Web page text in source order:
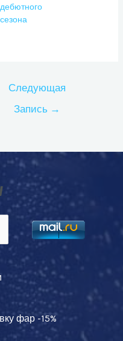
дебютного
сезона
Следующая
Запись →
фар -15%